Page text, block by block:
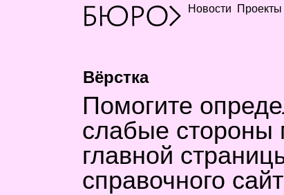
Новости Проекты
Вёрстка
Помогите
слабые стороны
главной
справочного